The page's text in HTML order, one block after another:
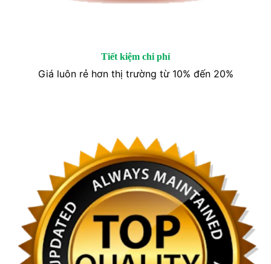
Tiết kiệm chi phí
Giá luôn rẻ hơn thị trường từ 10% đến 20%